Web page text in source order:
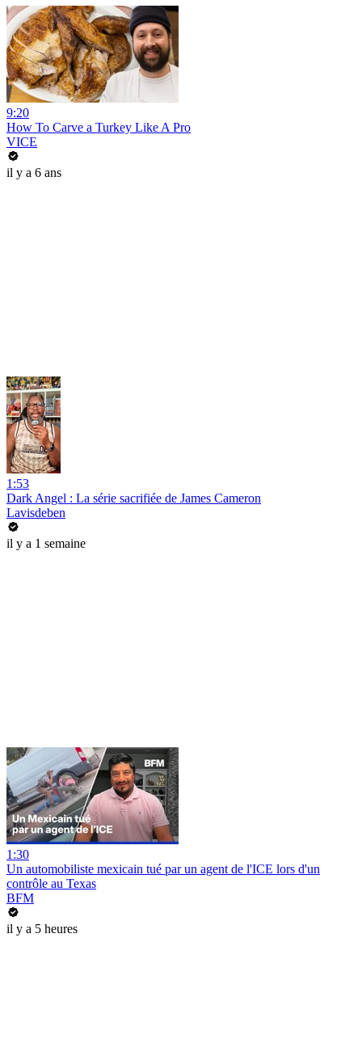
9:20
How To Carve a Turkey Like A Pro
VICE
il y a 6 ans
1:53
Dark Angel : La série sacrifiée de James Cameron
Lavisdeben
il y a 1 semaine
1:30
Un automobiliste mexicain tué par un agent de l'ICE lors d'un
contrôle au Texas
BFM
il y a 5 heures